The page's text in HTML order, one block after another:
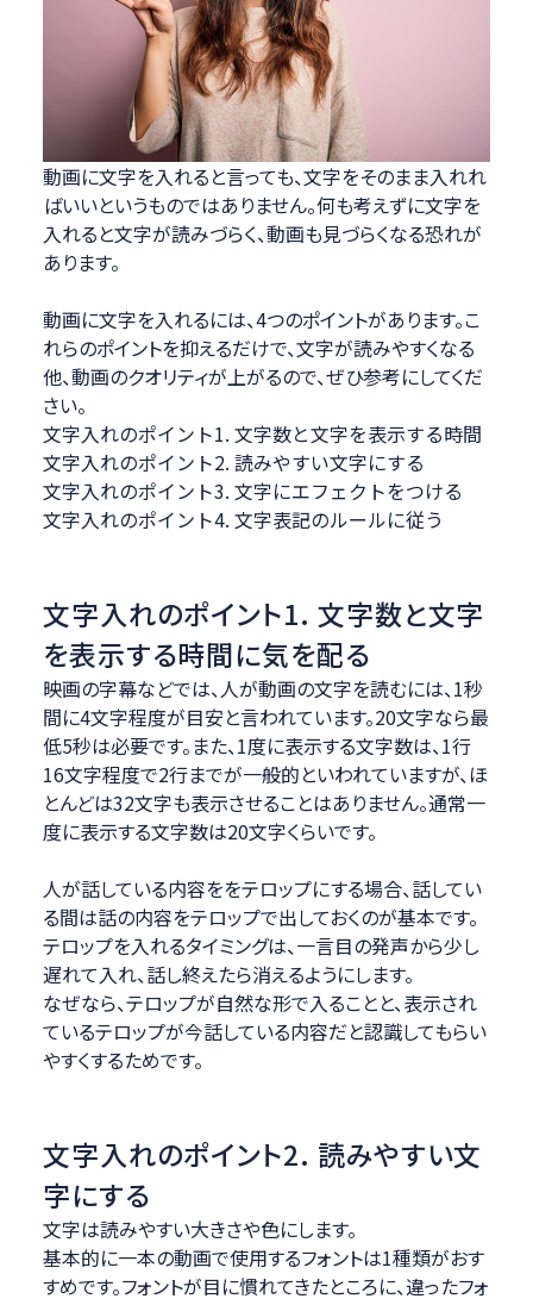
動画に文字を入れると言っても、文字をそのまま入れれ
ばいいというものではありません。何も考えずに文字を
入れると文字が読みづらく、動画も見づらくなる恐れが
あります。
動画に文字を入れるには、4つのポイントがあります。こ
れらのポイントを抑えるだけで、文字が読みやすくなる
他、動画のクオリティが上がるので、ぜひ参考にしてくだ
さい。
文字入れのポイント1. 文字数と文字を表示する時間
文字入れのポイント2. 読みやすい文字にする
文字入れのポイント3. 文字にエフェクトをつける
文字入れのポイント4. 文字表記のルールに従う
文字入れのポイント1. 文字数と文字
を表示する時間に気を配る
映画の字幕などでは、人が動画の文字を読むには、1秒
間に4文字程度が目安と言われています。20文字なら最
低5秒は必要です。また、1度に表示する文字数は、1行
16文字程度で2行までが一般的といわれていますが、ほ
とんどは32文字も表示させることはありません。通常一
度に表示する文字数は20文字くらいです。
人が話している内容ををテロップにする場合、話してい
る間は話の内容をテロップで出しておくのが基本です。
テロップを入れるタイミングは、一言目の発声から少し
遅れて入れ、話し終えたら消えるようにします。
なぜなら、テロップが自然な形で入ることと、表示され
ているテロップが今話している内容だと認識してもらい
やすくするためです。
文字入れのポイント2. 読みやすい文
字にする
文字は読みやすい大きさや色にします。
基本的に一本の動画で使用するフォントは1種類がおす
すめです。フォントが目に慣れてきたところに、違ったフォ